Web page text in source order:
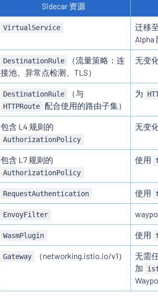
Sidecar 资源
VirtualService 迁移
Alpha
DestinationRule
（流量策略：连
接池、异常点检测、TLS）
无变
DestinationRule （与
HTTPRoute 配合使用的路由子集）
为
包含 L4 规则的
AuthorizationPolicy
无变
包含 L7 规则的
AuthorizationPolicy
使用
RequestAuthentication 使用
EnvoyFilter
WasmPlugin 使用
Gateway （networking.istio.io/v1）
无需
加